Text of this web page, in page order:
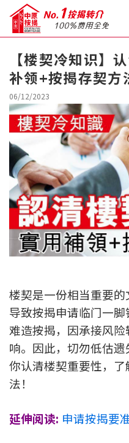
关于我们
格到至抵按揭
人才房贷・开户优惠
免费房贷转介服务
免费开户转介服务
私人贷款
新盘优越按揭优惠
中原按揭标签优惠
推荐齐齐友赏
按揭工具
【楼契冷知识】
补领+按揭存契方
06/12/2023
楼契是一份相当重要
导致按揭申请临门一
难造按揭，因承接风险
响。因此，切勿低估遗
你认清楼契重要性，
法！
延伸阅读: 申请按揭要